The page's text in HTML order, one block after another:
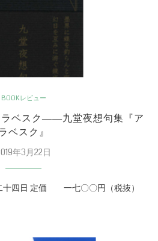
BOOKレビュー
ベスク――九堂夜想句集『ア
ベスク』
年3月22日
四日 定価 一七〇〇円（税抜）